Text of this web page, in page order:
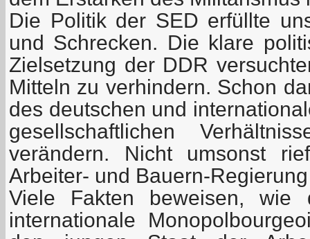
Die Politik der SED erfüllte
und Schrecken. Die klare
Zielsetzung der DDR
Mitteln zu verhindern. Schon
des deutschen und
gesellschaftlichen
verändern. Nicht umsonst
Arbeiter- und Bauern-
Viele Fakten beweisen, wie
internationale